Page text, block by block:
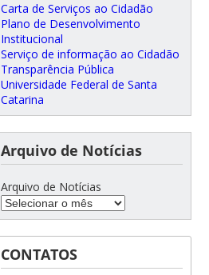
Carta de Serviços ao Cidadão
Plano de Desenvolvimento
Institucional
Serviço de informação ao Cidadão
Transparência Pública
Universidade Federal de Santa
Catarina
Arquivo de Notícias
Arquivo de Notícias
CONTATOS